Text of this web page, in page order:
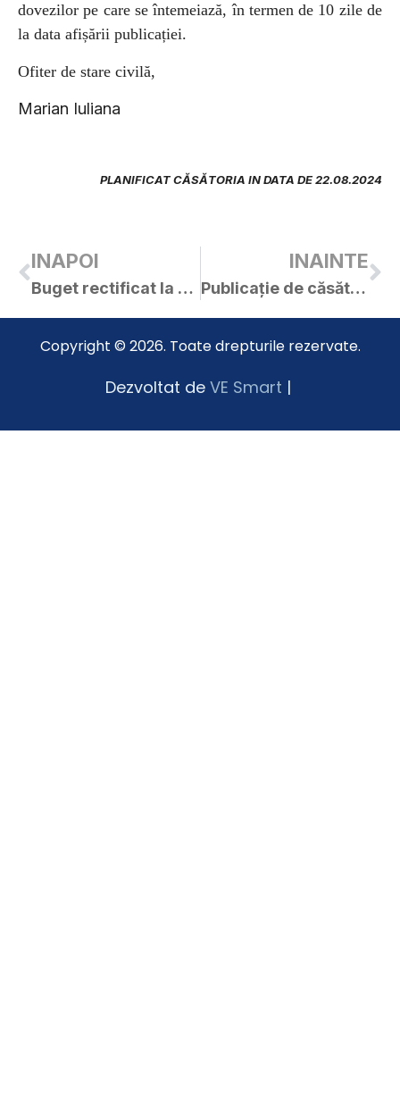
dovezilor pe care se întemeiază, în termen de 10 zile de
la data afișării publicației.
Ofiter de stare civilă,
Marian Iuliana
PLANIFICAT CĂSĂTORIA IN DATA DE 22.08.2024
INAPOI
Buget rectificat la 30.07.2024
INAINTE
Publicație de căsătorie -COLOMPAR FLAVIUS / VICHENTIE MIRELA-FLORENTINA
Copyright © 2026. Toate drepturile rezervate.
Dezvoltat de VE Smart |